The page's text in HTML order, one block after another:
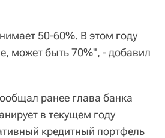
50-60%. В этом году
может быть 70%", - добавил
ранее глава банка
в текущем году
кредитный портфель